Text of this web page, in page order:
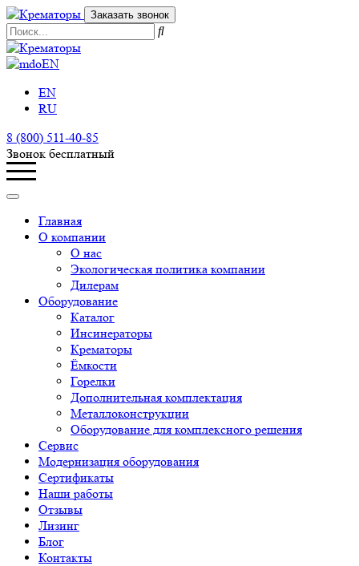
Заказать звонок
EN
EN
RU
8 (800) 511-40-85
Звонок бесплатный
Главная
О компании
О нас
Экологическая политика компании
Дилерам
Оборудование
Каталог
Инсинераторы
Крематоры
Ёмкости
Горелки
Дополнительная комплектация
Металлоконструкции
Оборудование для комплексного решения
Сервис
Модернизация оборудования
Сертификаты
Наши работы
Отзывы
Лизинг
Блог
Контакты